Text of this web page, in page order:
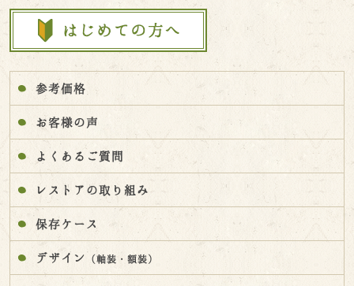
参考価格
お客様の声
よくあるご質問
レストアの取り組み
保存ケース
デザイン （軸装・額装）